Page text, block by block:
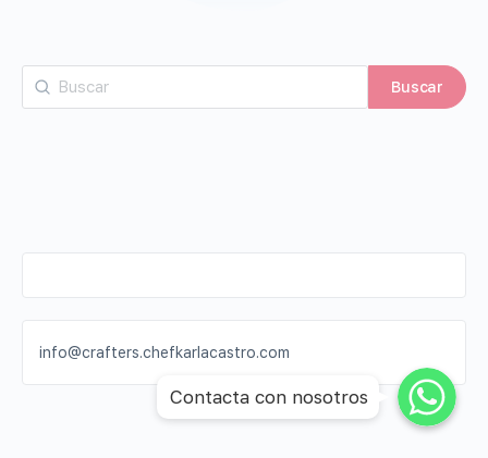
info@crafters.chefkarlacastro.com
WhatsApp
WhatsApp
WhatsApp
Contacta con nosotros